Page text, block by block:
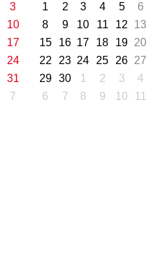
3
10
17
24
31
7
1
2 3 4 5 6
8
9 10 11 12 13
15
16 17 18 19 20
22
23 24 25 26 27
29
30 1 2 3 4
6
7 8 9 10 11